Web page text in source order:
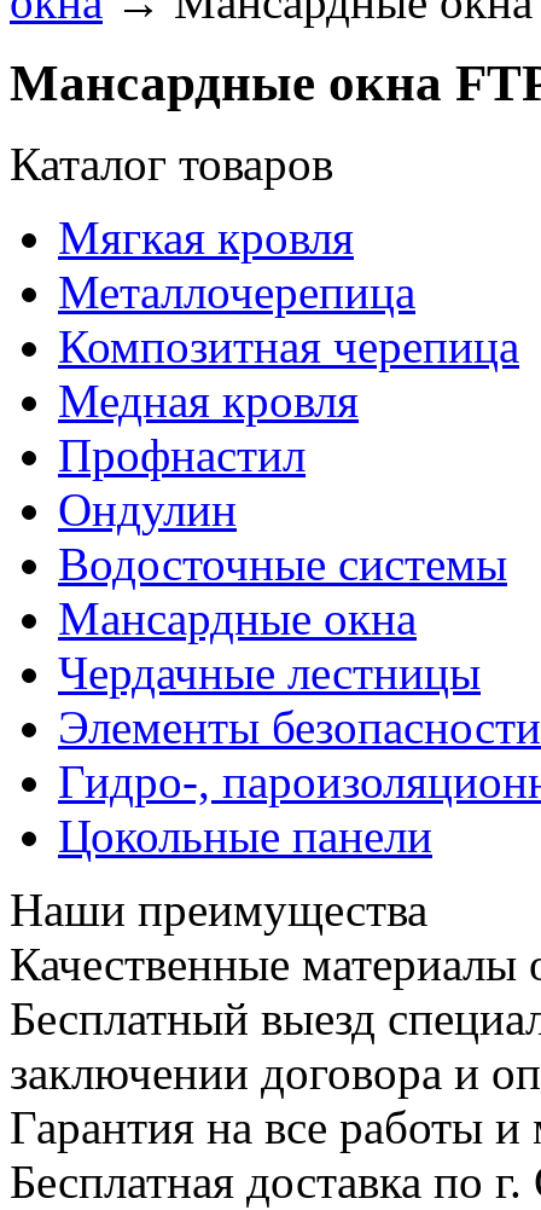
Мансардные окна
Каталог товаров
Мягкая кровля
Металлочерепица
Композитная черепица
Медная кровля
Профнастил
Ондулин
Водосточные системы
Мансардные окна
Чердачные лестницы
Элементы
Гидро-,
Цокольные панели
Наши преимущества
Качественные материалы
Бесплатный выезд
заключении договора и
Гарантия на все работы и
Бесплатная доставка по